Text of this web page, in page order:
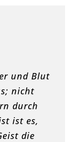
und Blut
nicht
durch
ist es,
die